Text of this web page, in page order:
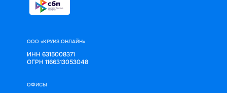
ООО «КРУИЗ.ОНЛАЙН»
ИНН 6315008371
ОГРН 1166313053048
ОФИСЫ